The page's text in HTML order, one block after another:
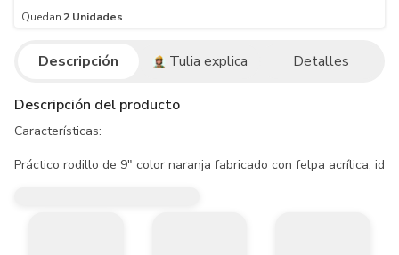
Quedan 2 Unidades
Descripción Tulia explica Detalles
Descripción del producto
Características:
Práctico rodillo de 9" color naranja fabricado con felpa acrílica,